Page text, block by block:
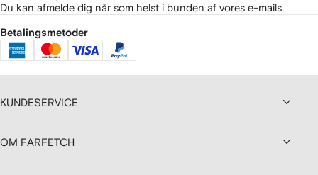
Du kan afmelde dig når som helst i bunden af vores e-mails.
Betalingsmetoder
KUNDESERVICE
OM FARFETCH